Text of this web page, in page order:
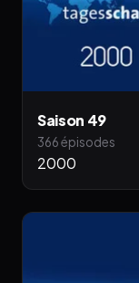
Saison 49
366 épisodes
2000